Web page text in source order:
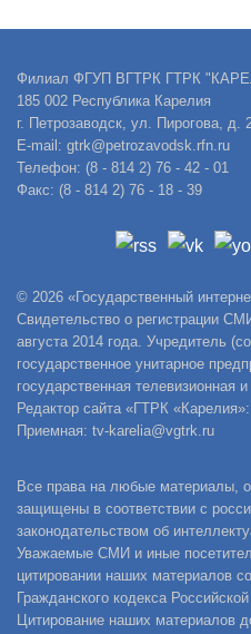
Филиал ФГУП ВГТРК ГТРК
185 002 Республика Карелия
г. Петрозаводск, ул. Пирогова, д.
E-mail: gtrk@petrozavodsk.rfn.ru
Телефон: (8 - 814 2) 76 - 42 - 01
Факс: (8 - 814 2) 76 - 18 - 39
© 2026 «Государственный
Свидетельство о регистрации
августа 2014 года. Учредитель
государственное унитарное
государственная телевизионная
Редактор сайта «ГТРК
Приемная: tv-karelia@vgtrk.ru
Все права на любые материалы,
защищены в соответствии с
законодательством об
Уважаемые СМИ и иные
цитировании наших материалов
Гражданского кодекса
Цитирование наших материалов